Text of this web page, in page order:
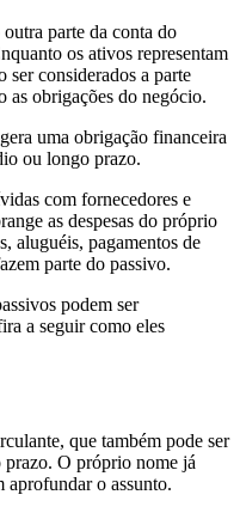
parte da conta do
os ativos representam
ser considerados a parte
as obrigações do negócio.
uma obrigação financeira
ou longo prazo.
com fornecedores e
as despesas do próprio
aluguéis, pagamentos de
parte do passivo.
podem ser
a seguir como eles
que também pode ser
O próprio nome já
aprofundar o assunto.